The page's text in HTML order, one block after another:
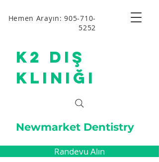
K2 Diş
Kliniği
Hemen Arayın: 905-710-
5252
Randevu Alın
Newmarket Dentistry